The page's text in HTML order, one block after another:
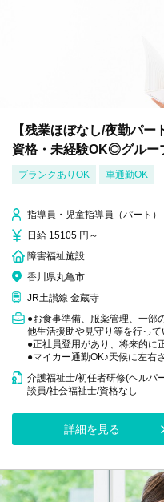
【残業ほぼなし/夜勤パ
資格・未経験OK◎グルー
ブランクありOK 車通勤OK
指導員・児童指導員（パート）
日給 15105 円～
障害福祉施設
香川県丸亀市
JR土讃線 金蔵寺
●お食事準備、服薬管理、一部
他生活援助や見守り等を行って
●正社員登用があり、将来的に
●マイカー通勤OK♪天候に左右
介護福祉士/初任者研修(ヘルパ
談員/社会福祉士/資格なし
詳細を見る